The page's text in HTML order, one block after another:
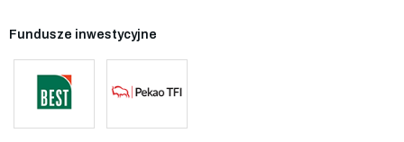
Fundusze inwestycyjne